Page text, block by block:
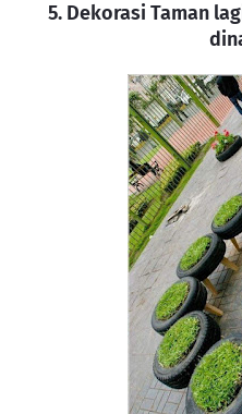
5. Dekorasi Taman